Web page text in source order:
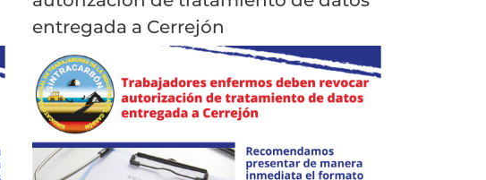
entregada a Cerrejón